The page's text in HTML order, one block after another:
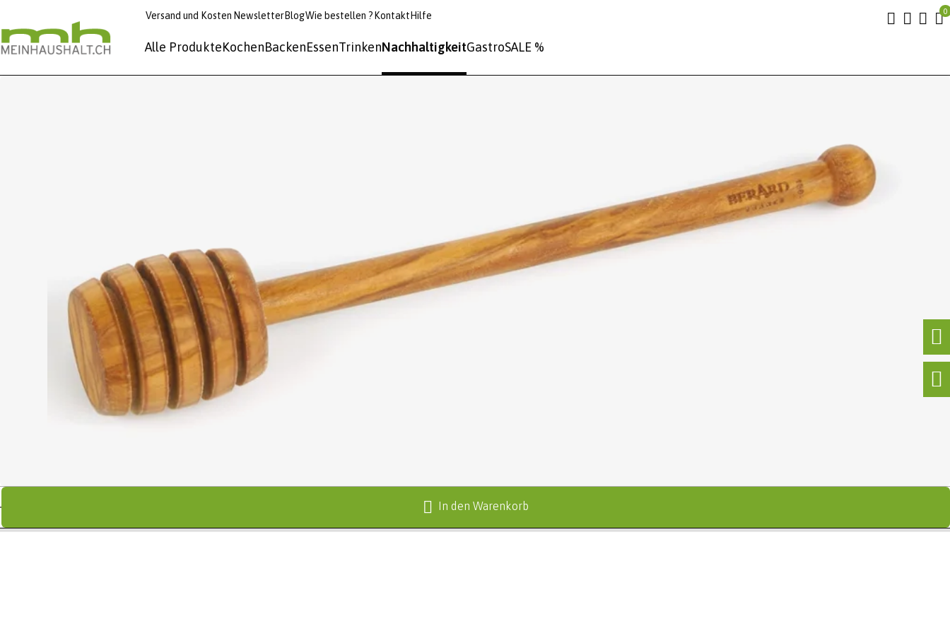
Versand und Kosten NewsletterBlogWie bestellen ? Kontakt Hilfe
Alle ProdukteKochenBackenEssenTrinkenNachhaltigkeitGastroSALE %
In den Warenkorb